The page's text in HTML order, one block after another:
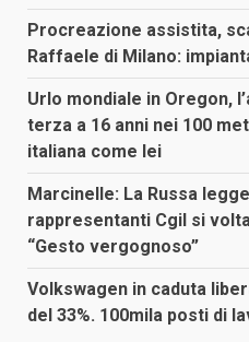
Procreazione assistita,
Raffaele di Milano:
Urlo mondiale in Oregon,
terza a 16 anni nei 100
italiana come lei
Marcinelle: La Russa
rappresentanti Cgil si
“Gesto vergognoso”
Volkswagen in caduta
del 33%. 100mila posti di